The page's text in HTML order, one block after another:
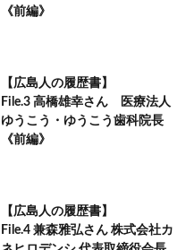
《前編》
【広島人の履歴書】
File.3 高橋雄幸さん 医療法人
ゆうこう・ゆうこう歯科院長
《前編》
【広島人の履歴書】
File.4 兼森雅弘さん 株式会社カ